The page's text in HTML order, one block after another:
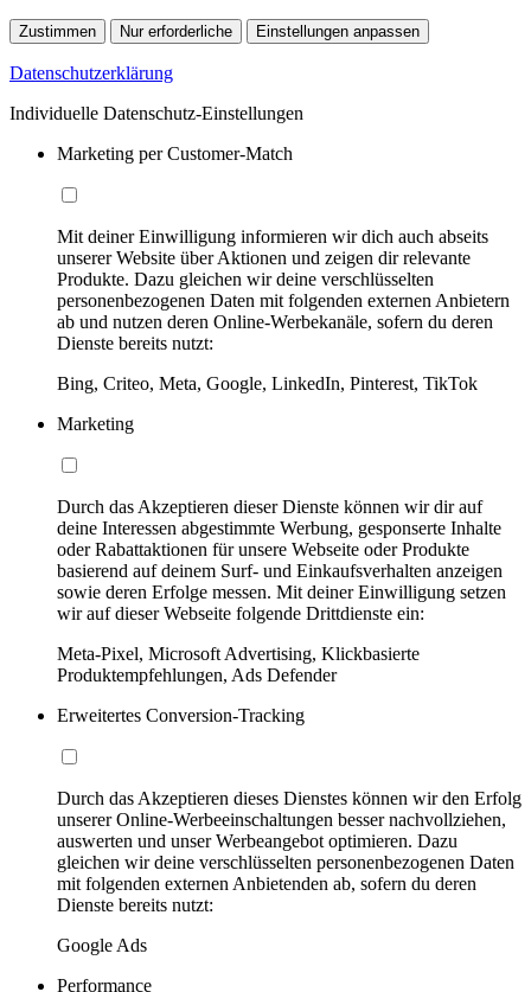
Zustimmen Nur erforderliche Einstellungen anpassen
Datenschutzerklärung
Individuelle Datenschutz-Einstellungen
Marketing per Customer-Match
Mit deiner Einwilligung informieren wir dich auch abseits
unserer Website über Aktionen und zeigen dir relevante
Produkte. Dazu gleichen wir deine verschlüsselten
personenbezogenen Daten mit folgenden externen Anbietern
ab und nutzen deren Online-Werbekanäle, sofern du deren
Dienste bereits nutzt:
Bing, Criteo, Meta, Google, LinkedIn, Pinterest, TikTok
Marketing
Durch das Akzeptieren dieser Dienste können wir dir auf
deine Interessen abgestimmte Werbung, gesponserte Inhalte
oder Rabattaktionen für unsere Webseite oder Produkte
basierend auf deinem Surf- und Einkaufsverhalten anzeigen
sowie deren Erfolge messen. Mit deiner Einwilligung setzen
wir auf dieser Webseite folgende Drittdienste ein:
Meta-Pixel, Microsoft Advertising, Klickbasierte
Produktempfehlungen, Ads Defender
Erweitertes Conversion-Tracking
Durch das Akzeptieren dieses Dienstes können wir den Erfolg
unserer Online-Werbeeinschaltungen besser nachvollziehen,
auswerten und unser Werbeangebot optimieren. Dazu
gleichen wir deine verschlüsselten personenbezogenen Daten
mit folgenden externen Anbietenden ab, sofern du deren
Dienste bereits nutzt:
Google Ads
Performance